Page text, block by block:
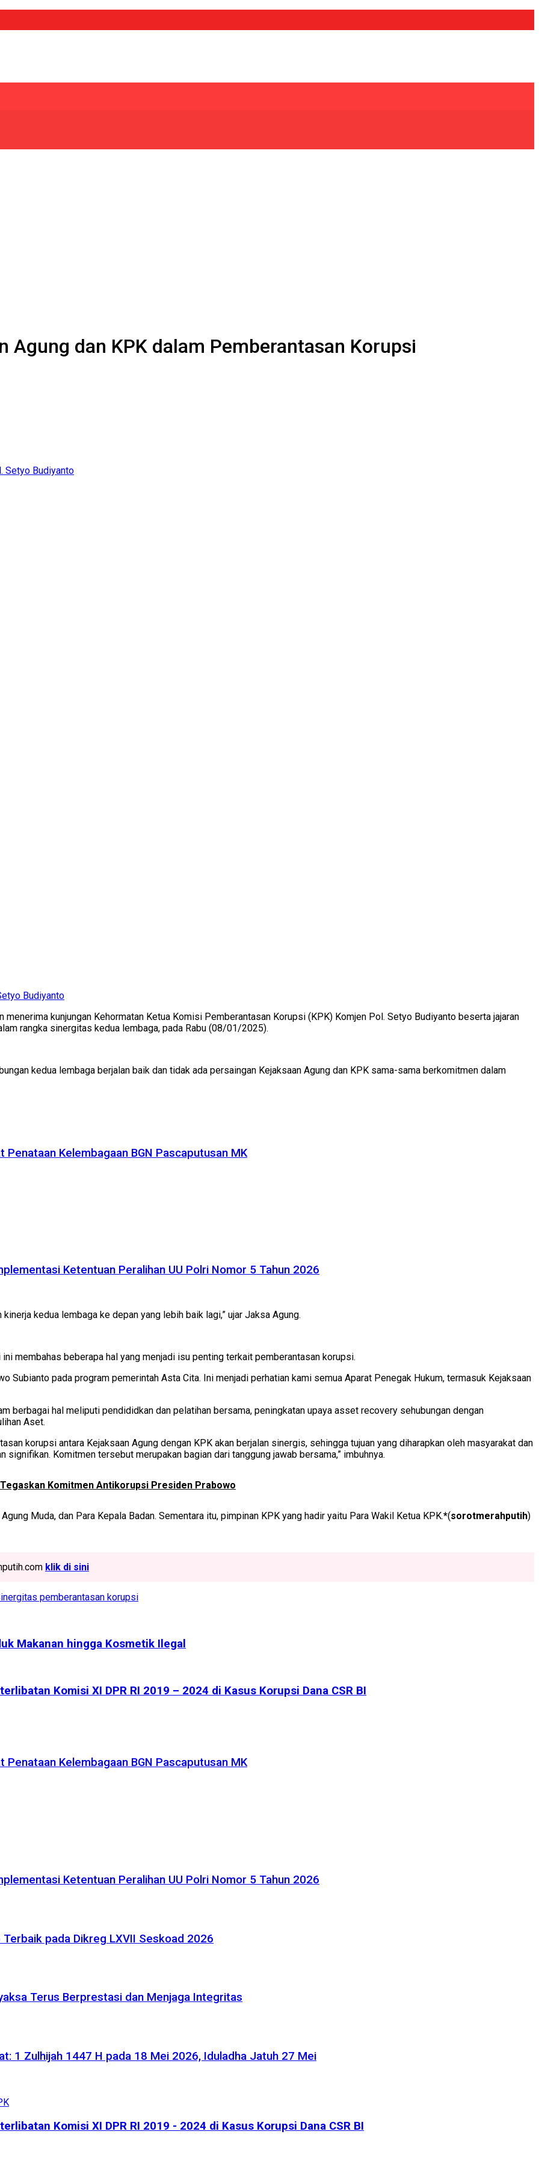
Agung dan KPK dalam Pemberantasan Korupsi
Budiyanto
menerima kunjungan Kehormatan Ketua Komisi Pemberantasan Korupsi (KPK) Komjen Pol. Setyo Budiyanto beserta jajaran
rangka sinergitas kedua lembaga, pada Rabu (08/01/2025).
kedua lembaga berjalan baik dan tidak ada persaingan Kejaksaan Agung dan KPK sama-sama berkomitmen dalam
Kelembagaan BGN Pascaputusan MK
Ketentuan Peralihan UU Polri Nomor 5 Tahun 2026
kedua lembaga ke depan yang lebih baik lagi,” ujar Jaksa Agung.
membahas beberapa hal yang menjadi isu penting terkait pemberantasan korupsi.
Subianto pada program pemerintah Asta Cita. Ini menjadi perhatian kami semua Aparat Penegak Hukum, termasuk Kejaksaan
berbagai hal meliputi pendididkan dan pelatihan bersama, peningkatan upaya asset recovery sehubungan dengan
Aset.
korupsi antara Kejaksaan Agung dengan KPK akan berjalan sinergis, sehingga tujuan yang diharapkan oleh masyarakat dan
Komitmen tersebut merupakan bagian dari tanggung jawab bersama,” imbuhnya.
Komitmen Antikorupsi Presiden Prabowo
Muda, dan Para Kepala Badan. Sementara itu, pimpinan KPK yang hadir yaitu Para Wakil Ketua KPK.*(sorotmerahputih)
klik di sini
pemberantasan korupsi
Makanan hingga Kosmetik Ilegal
Komisi XI DPR RI 2019 – 2024 di Kasus Korupsi Dana CSR BI
Kelembagaan BGN Pascaputusan MK
Ketentuan Peralihan UU Polri Nomor 5 Tahun 2026
pada Dikreg LXVII Seskoad 2026
Terus Berprestasi dan Menjaga Integritas
1 Zulhijah 1447 H pada 18 Mei 2026, Iduladha Jatuh 27 Mei
Komisi XI DPR RI 2019 - 2024 di Kasus Korupsi Dana CSR BI